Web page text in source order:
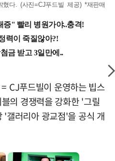
다. (사진=CJ푸드빌 제공) *재판매
CJ푸드빌이 운영하는 빕스
의 경쟁력을 강화한 '그릴
러리아 광교점'을 공식 개